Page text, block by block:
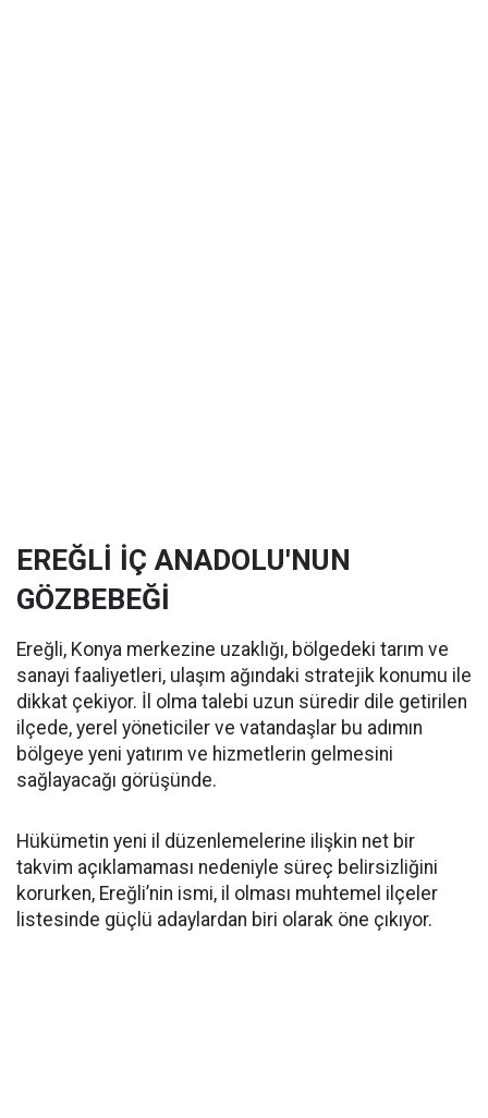
EREĞLİ İÇ ANADOLU'NUN
GÖZBEBEĞİ
Ereğli, Konya merkezine uzaklığı, bölgedeki tarım ve
sanayi faaliyetleri, ulaşım ağındaki stratejik konumu ile
dikkat çekiyor. İl olma talebi uzun süredir dile getirilen
ilçede, yerel yöneticiler ve vatandaşlar bu adımın
bölgeye yeni yatırım ve hizmetlerin gelmesini
sağlayacağı görüşünde.
Hükümetin yeni il düzenlemelerine ilişkin net bir
takvim açıklamaması nedeniyle süreç belirsizliğini
korurken, Ereğli’nin ismi, il olması muhtemel ilçeler
listesinde güçlü adaylardan biri olarak öne çıkıyor.